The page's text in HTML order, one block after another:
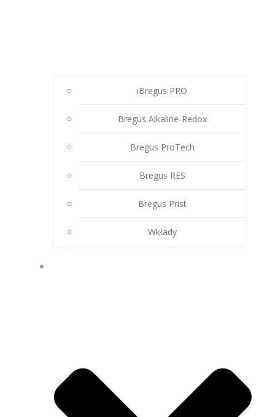
iBregus PRO
Bregus Alkaline-Redox
Bregus ProTech
Bregus RES
Bregus Prist
Wkłady